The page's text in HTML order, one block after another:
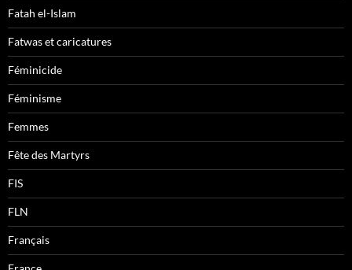
Fatah el-Islam
Fatwas et caricatures
Féminicide
Féminisme
Femmes
Fête des Martyrs
FIS
FLN
Français